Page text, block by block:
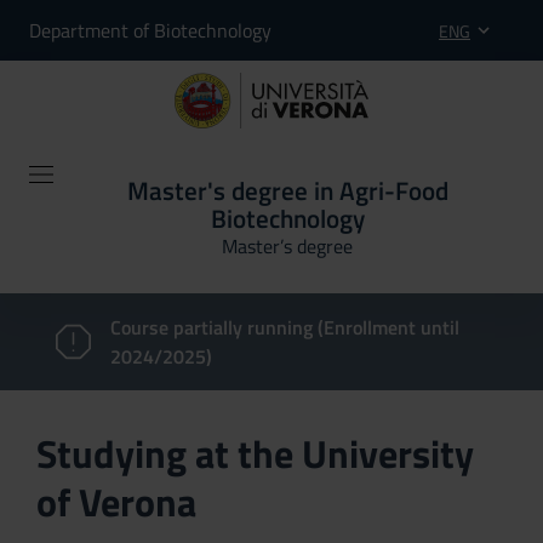
Department of Biotechnology ENG
Master's degree in Agri-Food
Biotechnology
Master’s degree
Course partially running (Enrollment until
2024/2025)
Studying at the University
of Verona